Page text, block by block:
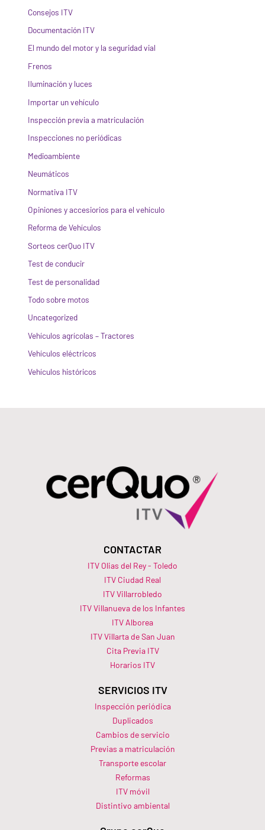
Consejos ITV
Documentación ITV
El mundo del motor y la seguridad vial
Frenos
Iluminación y luces
Importar un vehículo
Inspección previa a matriculación
Inspecciones no periódicas
Medioambiente
Neumáticos
Normativa ITV
Opiniones y accesiorios para el vehículo
Reforma de Vehículos
Sorteos cerQuo ITV
Test de conducir
Test de personalidad
Todo sobre motos
Uncategorized
Vehículos agrícolas – Tractores
Vehículos eléctricos
Vehículos históricos
CONTACTAR
ITV Olias del Rey - Toledo
ITV Ciudad Real
ITV Villarrobledo
ITV Villanueva de los Infantes
ITV Alborea
ITV Villarta de San Juan
Cita Previa ITV
Horarios ITV​
SERVICIOS ITV
Inspección periódica
Duplicados
Cambios de servicio
Previas a matriculación
Transporte escolar
Reformas
ITV móvil
Distintivo ambiental